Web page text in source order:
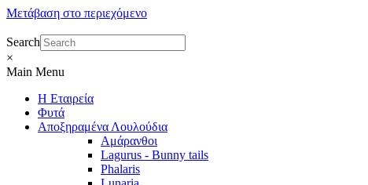
Μετάβαση στο περιεχόμενο
Search
×
Main Menu
Η Εταιρεία
Φυτά
Αποξηραμένα Λουλούδια
Αμάρανθοι
Lagurus - Bunny tails
Phalaris